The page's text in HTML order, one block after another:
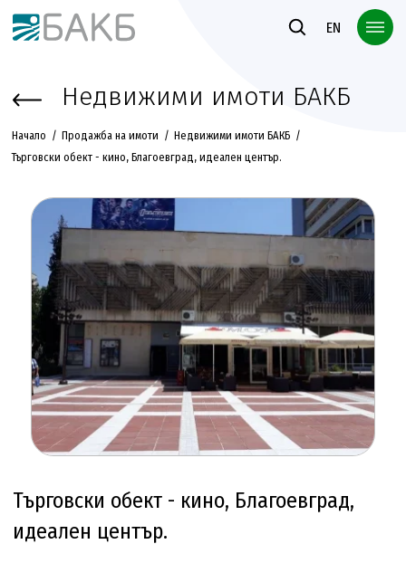
Към основното съдържание
EN
Недвижими имоти БАКБ
Начало Продажба на имоти
Недвижими имоти БАКБ
Търговски обект - кино, Благоевград, идеален център.
Търговски обект - кино, Благоевград,
идеален център.